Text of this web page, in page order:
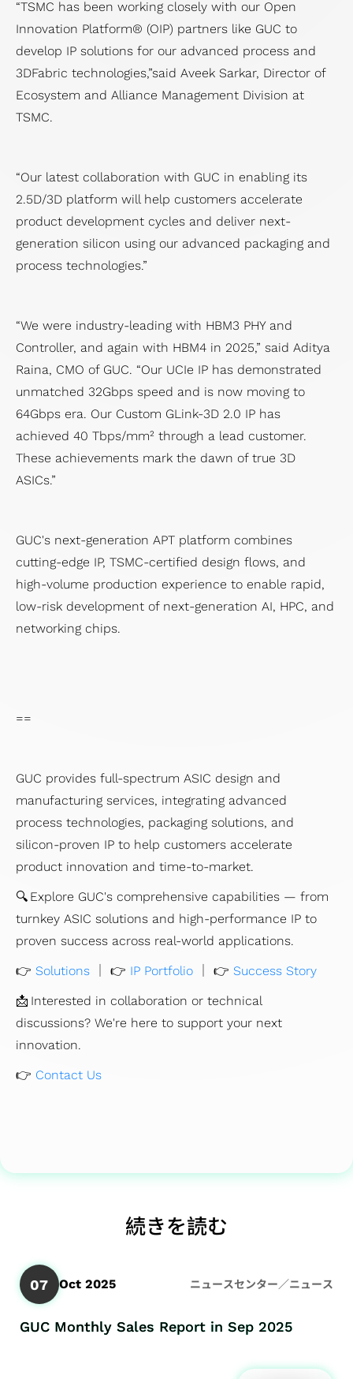
“TSMC has been working closely with our Open
Innovation Platform® (OIP) partners like GUC to
develop IP solutions for our advanced process and
3DFabric technologies,”said Aveek Sarkar, Director of
Ecosystem and Alliance Management Division at
TSMC.
“Our latest collaboration with GUC in enabling its
2.5D/3D platform will help customers accelerate
product development cycles and deliver next-
generation silicon using our advanced packaging and
process technologies.”
“We were industry-leading with HBM3 PHY and
Controller, and again with HBM4 in 2025,” said Aditya
Raina, CMO of GUC. “Our UCIe IP has demonstrated
unmatched 32Gbps speed and is now moving to
64Gbps era. Our Custom GLink-3D 2.0 IP has
achieved 40 Tbps/mm² through a lead customer.
These achievements mark the dawn of true 3D
ASICs.”
GUC's next-generation APT platform combines
cutting-edge IP, TSMC-certified design flows, and
high-volume production experience to enable rapid,
low-risk development of next-generation AI, HPC, and
networking chips.
==
GUC provides full-spectrum ASIC design and
manufacturing services, integrating advanced
process technologies, packaging solutions, and
silicon-proven IP to help customers accelerate
product innovation and time-to-market.
🔍 Explore GUC's comprehensive capabilities — from
turnkey ASIC solutions and high-performance IP to
proven success across real-world applications.
👉 Solutions ｜ 👉 IP Portfolio ｜ 👉 Success Story
📩 Interested in collaboration or technical
discussions? We're here to support your next
innovation.
👉 Contact Us
続きを読む
07 Oct 2025 ニュースセンター／ニュース
GUC Monthly Sales Report in Sep 2025